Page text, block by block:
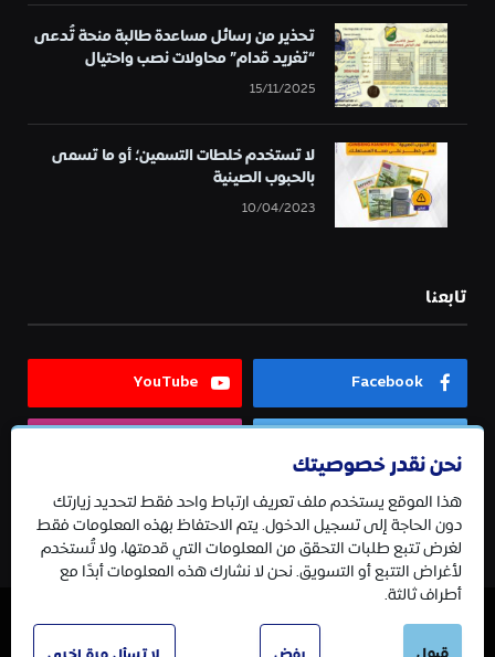
تحذير من رسائل مساعدة طالبة منحة تُدعى
“تغريد قدام” محاولات نصب واحتيال
15/11/2025
لا تستخدم خلطات التسمين؛ أو ما تسمى
بالحبوب الصينية
10/04/2023
تابعنا
Facebook
YouTube
Telegram
نحن نقدر خصوصيتك
هذا الموقع يستخدم ملف تعريف ارتباط واحد فقط لتحديد زيارتك
دون الحاجة إلى تسجيل الدخول. يتم الاحتفاظ بهذه المعلومات فقط
لغرض تتبع طلبات التحقق من المعلومات التي قدمتها، ولا تُستخدم
لأغراض التتبع أو التسويق. نحن لا نشارك هذه المعلومات أبدًا مع
أطراف ثالثة.